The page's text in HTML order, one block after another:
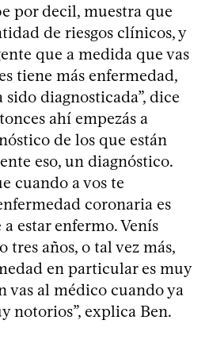
por decil, muestra que
de riesgos clínicos, y
que a medida que vas
tiene más enfermedad,
diagnosticada”, dice
ahí empezás a
de los que están
eso, un diagnóstico.
cuando a vos te
coronaria es
estar enfermo. Venís
tres años, o tal vez más,
en particular es muy
vas al médico cuando ya
notorios”, explica Ben.